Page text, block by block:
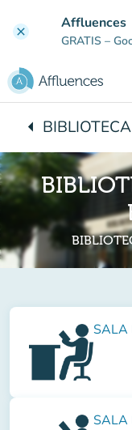
clear Affluences
GRATIS –
arrow_leftVuelta:
SALA
SALA